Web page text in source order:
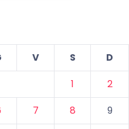
V S
D
1
2
7 8
9